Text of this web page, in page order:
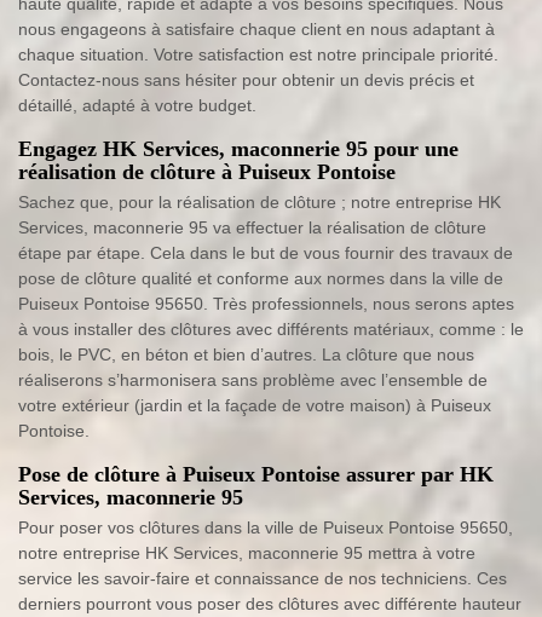
haute qualité, rapide et adapté à vos besoins spécifiques. Nous
nous engageons à satisfaire chaque client en nous adaptant à
chaque situation. Votre satisfaction est notre principale priorité.
Contactez-nous sans hésiter pour obtenir un devis précis et
détaillé, adapté à votre budget.
Engagez HK Services, maconnerie 95 pour une
réalisation de clôture à Puiseux Pontoise
Sachez que, pour la réalisation de clôture ; notre entreprise HK
Services, maconnerie 95 va effectuer la réalisation de clôture
étape par étape. Cela dans le but de vous fournir des travaux de
pose de clôture qualité et conforme aux normes dans la ville de
Puiseux Pontoise 95650. Très professionnels, nous serons aptes
à vous installer des clôtures avec différents matériaux, comme : le
bois, le PVC, en béton et bien d’autres. La clôture que nous
réaliserons s’harmonisera sans problème avec l’ensemble de
votre extérieur (jardin et la façade de votre maison) à Puiseux
Pontoise.
Pose de clôture à Puiseux Pontoise assurer par HK
Services, maconnerie 95
Pour poser vos clôtures dans la ville de Puiseux Pontoise 95650,
notre entreprise HK Services, maconnerie 95 mettra à votre
service les savoir-faire et connaissance de nos techniciens. Ces
derniers pourront vous poser des clôtures avec différente hauteur